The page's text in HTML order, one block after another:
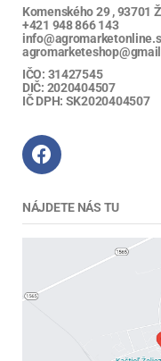
Komenského 29 , 93701
+421 948 866 143
IČO: 31427545
DIČ: 2020404507
IČ DPH: SK2020404507
NÁJDETE NÁS TU